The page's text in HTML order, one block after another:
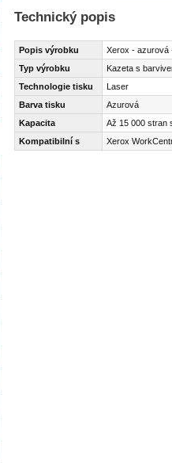
Technický popis
Popis výrobku
Xerox - azurová
Typ výrobku
Kazeta s
Technologie tisku
Laser
Barva tisku
Azurová
Kapacita
Až 15 000 stran
Kompatibilní s
Xerox